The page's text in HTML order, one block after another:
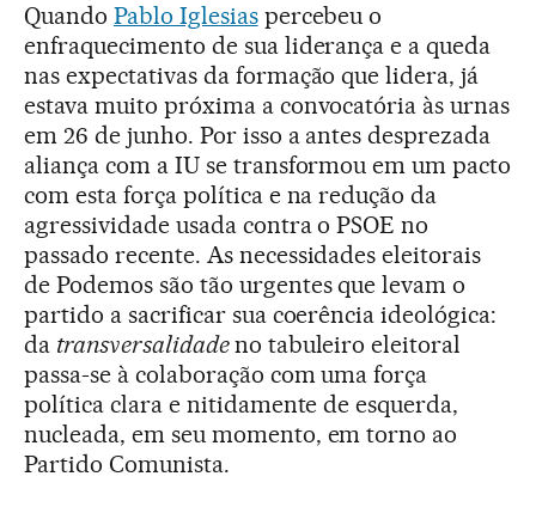
Quando Pablo Iglesiaspercebeu o
enfraquecimento de sua liderança e a queda
nas expectativas da formação que lidera, já
estava muito próxima a convocatória às urnas
em 26 de junho. Por isso a antes desprezada
aliança com a IU se transformou em um pacto
com esta força política e na redução da
agressividade usada contra o PSOE no
passado recente. As necessidades eleitorais
de Podemos são tão urgentes que levam o
partido a sacrificar sua coerência ideológica:
da transversalidadeno tabuleiro eleitoral
passa-se à colaboração com uma força
política clara e nitidamente de esquerda,
nucleada, em seu momento, em torno ao
Partido Comunista.